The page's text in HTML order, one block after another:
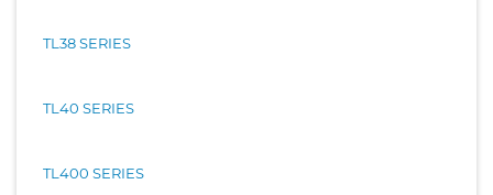
TL38 SERIES
TL40 SERIES
TL400 SERIES